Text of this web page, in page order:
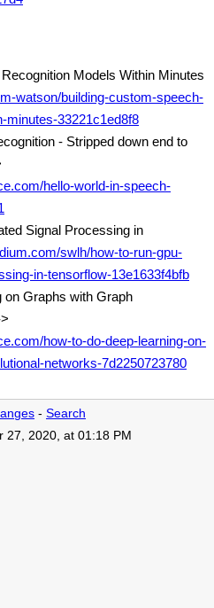
Models Within Minutes
watson/building-custom-speech-
minutes-33221c1ed8f8
- Stripped down end to
hello-world-in-speech-
Signal Processing in
swlh/how-to-run-gpu-
in-tensorflow-13e1633f4bfb
on Graphs with Graph
how-to-do-deep-learning-on-
networks-7d2250723780
- Search
27, 2020, at 01:18 PM